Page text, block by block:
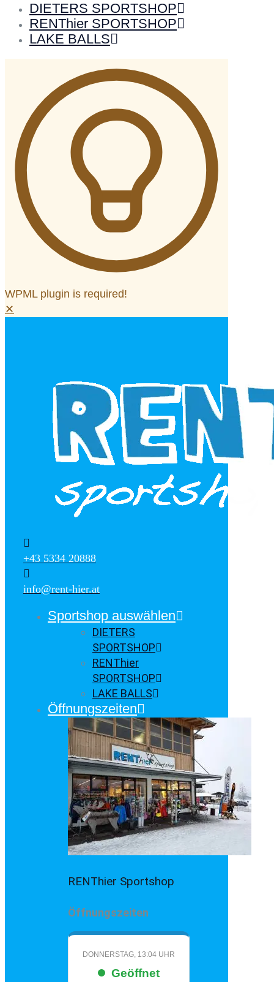
DIETERS SPORTSHOP
RENThier SPORTSHOP
LAKE BALLS
WPML plugin is required!
✕
+43 5334 20888
info@rent-hier.at
Sportshop auswählen
DIETERS
SPORTSHOP
RENThier
SPORTSHOP
LAKE BALLS
Öffnungszeiten
RENThier Sportshop
Öffnungszeiten
DONNERSTAG, 13:04 UHR
Geöffnet